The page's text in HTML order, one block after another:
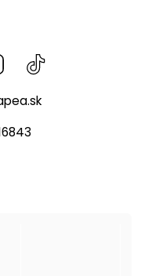
Instagram